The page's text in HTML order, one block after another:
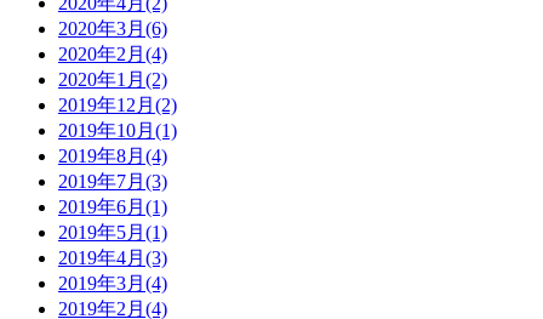
2020年3月(6)
2020年2月(4)
2020年1月(2)
2019年12月(2)
2019年10月(1)
2019年8月(4)
2019年7月(3)
2019年6月(1)
2019年5月(1)
2019年4月(3)
2019年3月(4)
2019年2月(4)